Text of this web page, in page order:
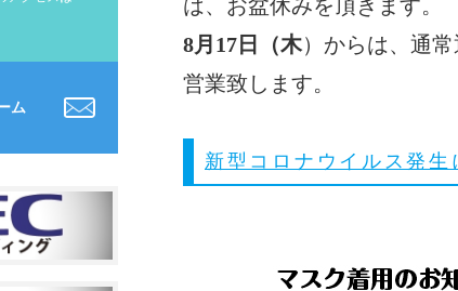
は、お盆休みを頂きます。
8月17日（木）からは、通常
営業致します。
新型コロナウイルス発
ム